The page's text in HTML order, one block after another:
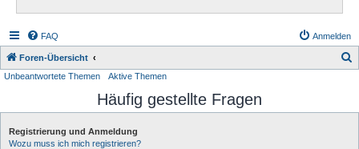
FAQ Anmelden
Foren-Übersicht
h
Unbeantwortete Themen Aktive Themen
Häufig gestellte Fragen
Registrierung und Anmeldung
Wozu muss ich mich registrieren?